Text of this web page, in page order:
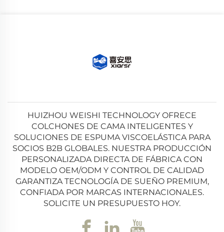
HUIZHOU WEISHI TECHNOLOGY OFRECE
COLCHONES DE CAMA INTELIGENTES Y
SOLUCIONES DE ESPUMA VISCOELÁSTICA PARA
SOCIOS B2B GLOBALES. NUESTRA PRODUCCIÓN
PERSONALIZADA DIRECTA DE FÁBRICA CON
MODELO OEM/ODM Y CONTROL DE CALIDAD
GARANTIZA TECNOLOGÍA DE SUEÑO PREMIUM,
CONFIADA POR MARCAS INTERNACIONALES.
SOLICITE UN PRESUPUESTO HOY.